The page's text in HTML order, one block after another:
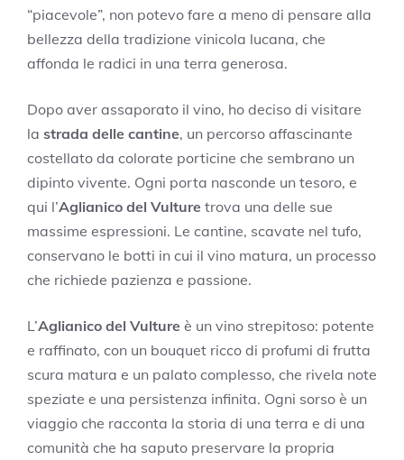
“piacevole”, non potevo fare a meno di pensare alla
bellezza della tradizione vinicola lucana, che
affonda le radici in una terra generosa.
Dopo aver assaporato il vino, ho deciso di visitare
la strada delle cantine, un percorso affascinante
costellato da colorate porticine che sembrano un
dipinto vivente. Ogni porta nasconde un tesoro, e
qui l’Aglianico del Vulture trova una delle sue
massime espressioni. Le cantine, scavate nel tufo,
conservano le botti in cui il vino matura, un processo
che richiede pazienza e passione.
L’Aglianico del Vulture è un vino strepitoso: potente
e raffinato, con un bouquet ricco di profumi di frutta
scura matura e un palato complesso, che rivela note
speziate e una persistenza infinita. Ogni sorso è un
viaggio che racconta la storia di una terra e di una
comunità che ha saputo preservare la propria